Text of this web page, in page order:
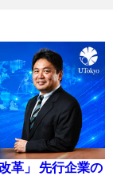
革」 先行企業の